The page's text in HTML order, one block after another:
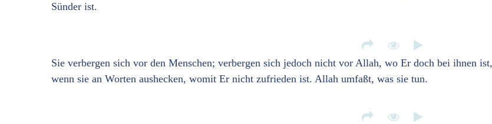
Sünder ist.
Sie verbergen sich vor den Menschen; verbergen sich jedoch nicht vor Allah, wo Er doch bei ihnen ist,
wenn sie an Worten aushecken, womit Er nicht zufrieden ist. Allah umfaßt, was sie tun.